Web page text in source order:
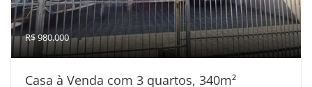
R$ 980.000
Casa à Venda com 3 quartos, 340m²